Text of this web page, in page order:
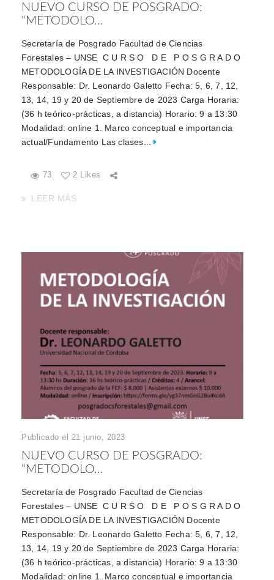
NUEVO CURSO DE POSGRADO:
“METODOLO...
Secretaría de Posgrado Facultad de Ciencias
Forestales – UNSE C U R S O D E P O S G R A D O
METODOLOGÍA DE LA INVESTIGACIÓN Docente
Responsable: Dr. Leonardo Galetto Fecha: 5, 6, 7, 12,
13, 14, 19 y 20 de Septiembre de 2023 Carga Horaria:
(36 h teórico-prácticas, a distancia) Horario: 9 a 13:30
Modalidad: online 1. Marco conceptual e importancia
actual/Fundamento Las clases...
73 2 Likes
LEER MÁS
Publicado el 21 junio, 2023
NUEVO CURSO DE POSGRADO:
“METODOLO...
Secretaría de Posgrado Facultad de Ciencias
Forestales – UNSE C U R S O D E P O S G R A D O
METODOLOGÍA DE LA INVESTIGACIÓN Docente
Responsable: Dr. Leonardo Galetto Fecha: 5, 6, 7, 12,
13, 14, 19 y 20 de Septiembre de 2023 Carga Horaria:
(36 h teórico-prácticas, a distancia) Horario: 9 a 13:30
Modalidad: online 1. Marco conceptual e importancia